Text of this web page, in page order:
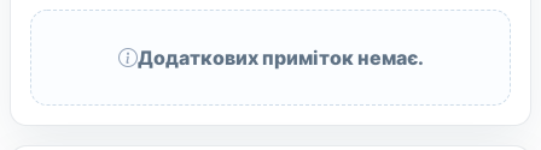
Додаткових приміток немає.